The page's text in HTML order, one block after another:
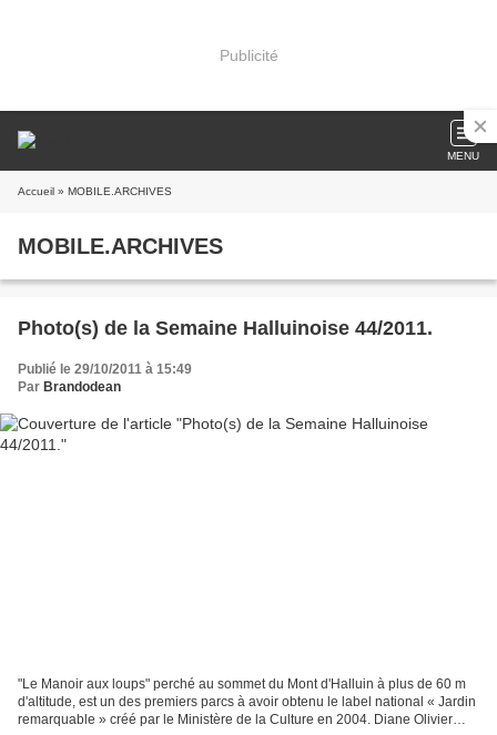
Publicité
MENU
Accueil » MOBILE.ARCHIVES
MOBILE.ARCHIVES
Photo(s) de la Semaine Halluinoise 44/2011.
Publié le 29/10/2011 à 15:49
Par Brandodean
"Le Manoir aux loups" perché au sommet du Mont d'Halluin à plus de 60 m
d'altitude, est un des premiers parcs à avoir obtenu le label national « Jardin
remarquable » créé par le Ministère de la Culture en 2004. Diane Olivier